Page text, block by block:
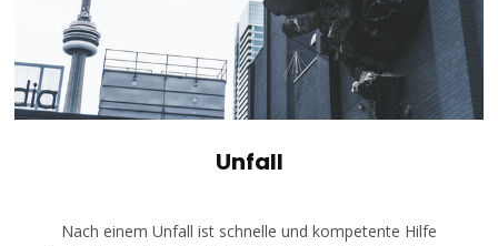
Unfall
Nach einem Unfall ist schnelle und kompetente Hilfe